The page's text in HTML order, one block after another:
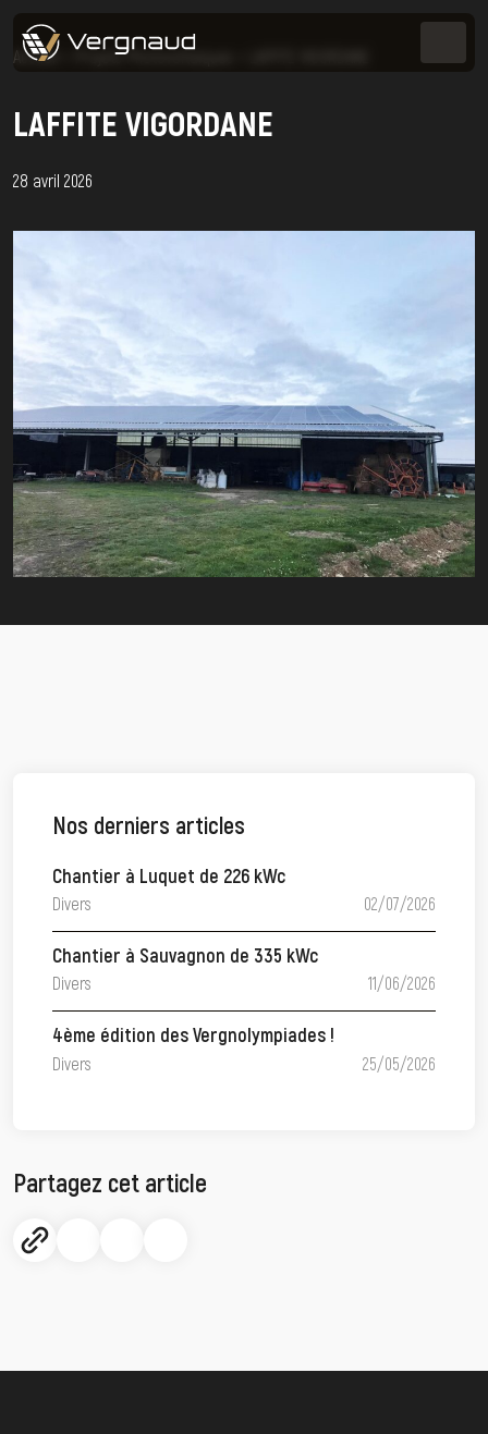
Accueil Projets Photovoltaïques
LAFFITE VIGORDANE
28 avril 2026
Nos derniers articles
Chantier à Luquet de 226 kWc
Divers 02/07/2026
Chantier à Sauvagnon de 335 kWc
Divers 11/06/2026
4ème édition des Vergnolympiades !
Divers 25/05/2026
Partagez cet article